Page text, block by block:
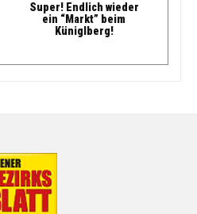
Super! Endlich wieder
ein “Markt” beim
Küniglberg!